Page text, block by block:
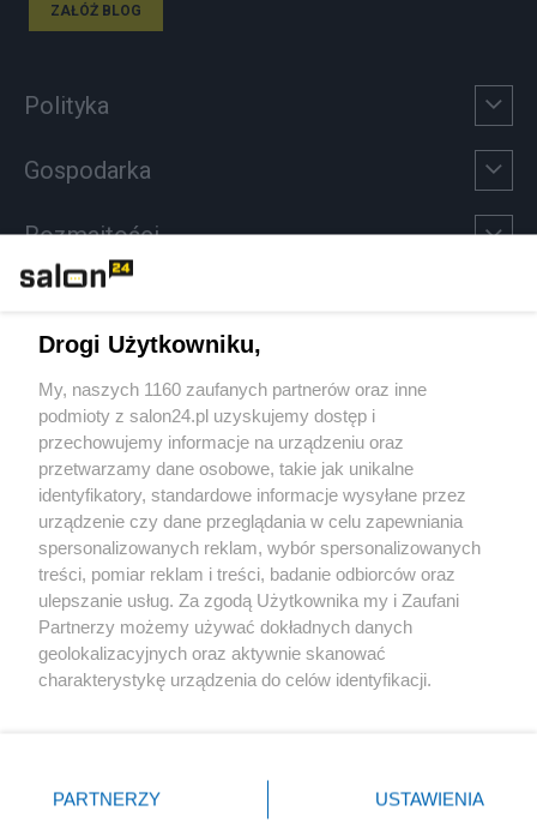
ZAŁÓŻ BLOG
Polityka
Gospodarka
Rozmaitości
Sport
Społeczeństwo
Kultura
X Facebook Instagram Youtube
Drogi Użytkowniku,
My, naszych 1160 zaufanych partnerów oraz inne
podmioty z salon24.pl uzyskujemy dostęp i
przechowujemy informacje na urządzeniu oraz
przetwarzamy dane osobowe, takie jak unikalne
identyfikatory, standardowe informacje wysyłane przez
urządzenie czy dane przeglądania w celu zapewniania
spersonalizowanych reklam, wybór spersonalizowanych
treści, pomiar reklam i treści, badanie odbiorców oraz
ulepszanie usług. Za zgodą Użytkownika my i Zaufani
Partnerzy możemy używać dokładnych danych
geolokalizacyjnych oraz aktywnie skanować
charakterystykę urządzenia do celów identyfikacji.
zmienić/wycofać klikając przycisk ustawień prywatności
znajdujący się w lewym dolnym rogu strony
PARTNERZY USTAWIENIA